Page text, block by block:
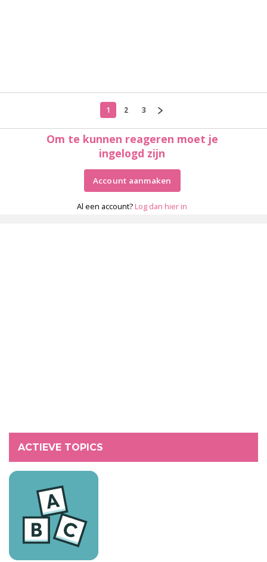
1 2 3
Om te kunnen reageren moet je
ingelogd zijn
Account aanmaken
Al een account? Log dan hier in
ACTIEVE TOPICS